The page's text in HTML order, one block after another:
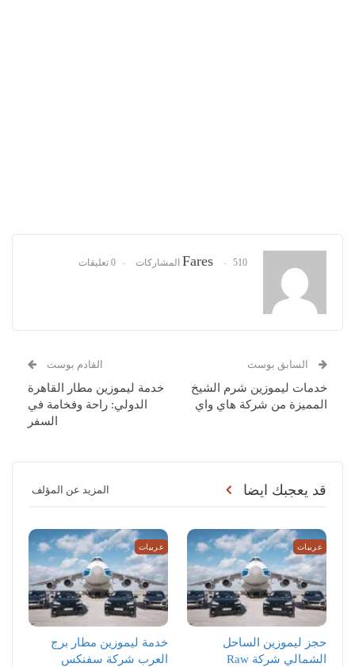
Fares 510 المشاركات 0 تعليقات
السابق بوست
خدمات ليموزين شرم الشيخ
المميزة من شركة هاي واي
القادم بوست
خدمة ليموزين مطار القاهرة
الدولي: راحة وفخامة في
السفر
قد يعجبك ايضا المزيد عن المؤلف
عربيات
حجز ليموزين الساحل
الشمالي شركة Raw
عربيات
خدمة ليموزين مطار برج
العرب شركة سفنكس